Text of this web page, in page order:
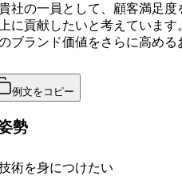
社の一員として、顧客満足
に貢献したいと考えていま
ブランド価値をさらに高める
例文をコピー
勢
術を身につけたい